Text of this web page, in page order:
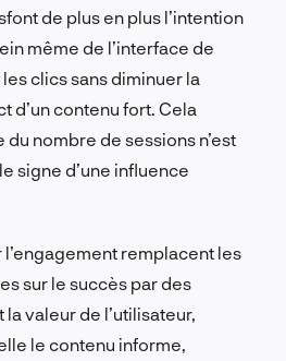
de plus en plus l’intention
même de l’interface de
clics sans diminuer la
d’un contenu fort. Cela
du nombre de sessions n’est
signe d’une influence
l’engagement remplacent les
sur le succès par des
valeur de l’utilisateur,
le contenu informe,